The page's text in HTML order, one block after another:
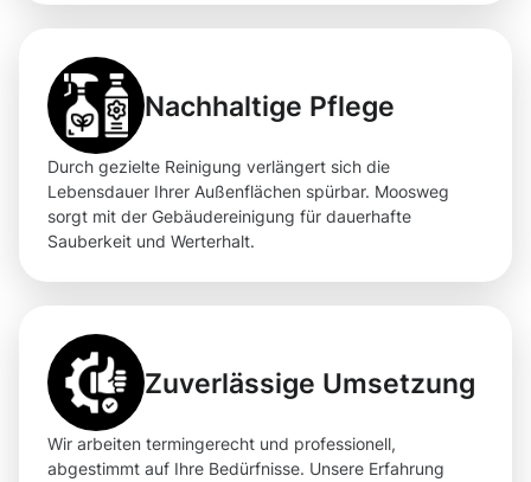
Nachhaltige Pflege
Durch gezielte Reinigung verlängert sich die
Lebensdauer Ihrer Außenflächen spürbar. Moosweg
sorgt mit der Gebäudereinigung für dauerhafte
Sauberkeit und Werterhalt.
Zuverlässige Umsetzung
Wir arbeiten termingerecht und professionell,
abgestimmt auf Ihre Bedürfnisse. Unsere Erfahrung